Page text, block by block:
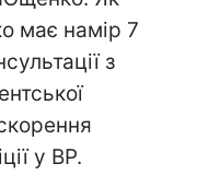
має намір 7
з
у ВР.